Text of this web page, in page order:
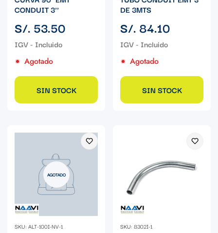
CONDUIT 3''
Precio
regular
S/. 53.50
Agotado
SIN STOCK
DE 3MTS
Precio
regular
S/. 84.10
Agotado
SIN STOCK
AGOTADO
SKU: ALT-100I-NV-1 SKU: 8302I-1